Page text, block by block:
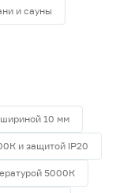
и сауны
10 мм
и защитой IP20
5000К